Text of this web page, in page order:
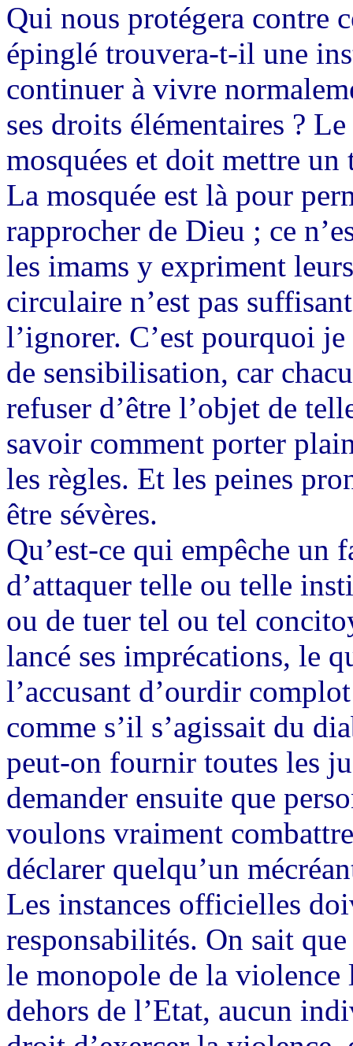
Qui nous protégera contre
épinglé trouvera-t-il une
continuer à vivre
ses droits élémentaires ?
mosquées et doit mettre un
La mosquée est là pour
rapprocher de Dieu ; ce
les imams y expriment
circulaire n’est pas
l’ignorer. C’est pourquoi
de sensibilisation, car
refuser d’être l’objet de
savoir comment porter
les règles. Et les peines
être sévères.
Qu’est-ce qui empêche un
d’attaquer telle ou telle
ou de tuer tel ou tel
lancé ses imprécations, le
l’accusant d’ourdir
comme s’il s’agissait du
peut-on fournir toutes les
demander ensuite que
voulons vraiment
déclarer quelqu’un
Les instances officielles
responsabilités. On sait
le monopole de la
dehors de l’Etat, aucun